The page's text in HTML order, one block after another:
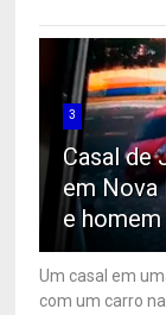
3
Casal de
em Nova
e
Um casal em
com um carro